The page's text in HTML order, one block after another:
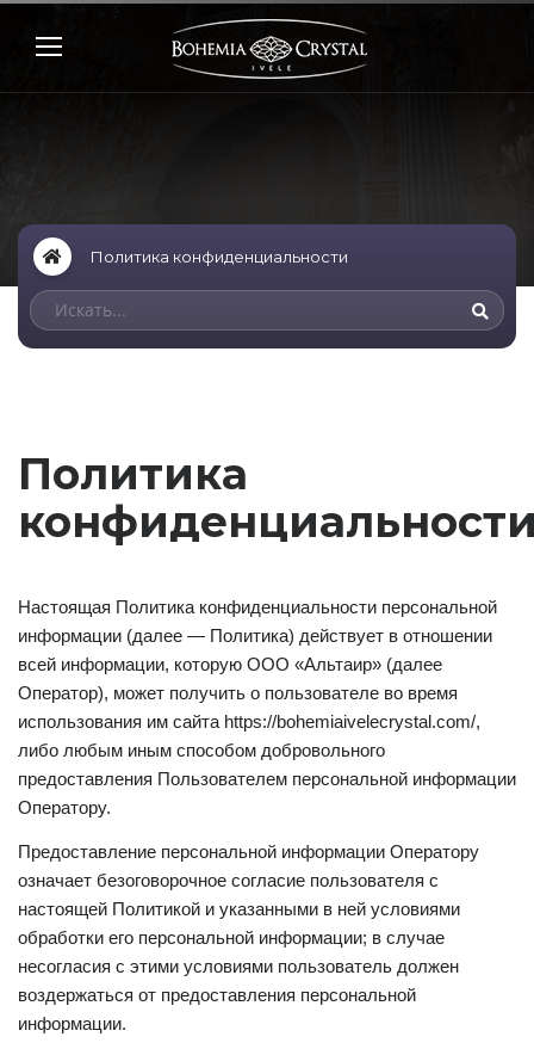
Политика конфиденциальности
Политика
Настоящая Политика конфиденциальности персональной
информации (далее — Политика) действует в отношении
всей информации, которую ООО «Альтаир» (далее
Оператор), может получить о пользователе во время
использования им сайта https://bohemiaivelecrystal.com/,
либо любым иным способом добровольного
предоставления Пользователем персональной информации
Оператору.
Предоставление персональной информации Оператору
означает безоговорочное согласие пользователя с
настоящей Политикой и указанными в ней условиями
обработки его персональной информации; в случае
несогласия с этими условиями пользователь должен
воздержаться от предоставления персональной
информации.